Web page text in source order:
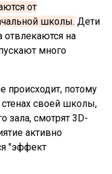
от
школы. Дети
отвлекаются на
много
происходит, потому
своей школы,
зала, смотрят 3D-
активно
"эффект